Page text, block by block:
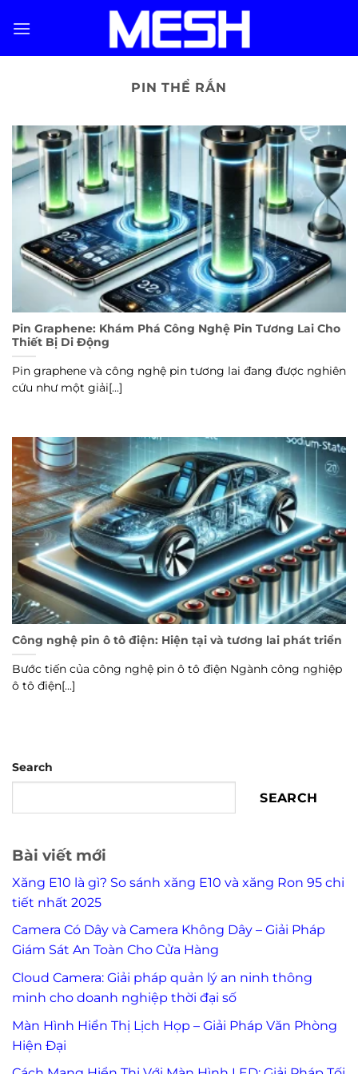
PIN THỂ RẮN
Pin Graphene: Khám Phá Công Nghệ Pin Tương Lai Cho
Thiết Bị Di Động
Pin graphene và công nghệ pin tương lai đang được nghiên
cứu như một giải[...]
Công nghệ pin ô tô điện: Hiện tại và tương lai phát triển
Bước tiến của công nghệ pin ô tô điện Ngành công nghiệp
ô tô điện[...]
Search
SEARCH
Bài viết mới
Xăng E10 là gì? So sánh xăng E10 và xăng Ron 95 chi
tiết nhất 2025
Camera Có Dây và Camera Không Dây – Giải Pháp
Giám Sát An Toàn Cho Cửa Hàng
Cloud Camera: Giải pháp quản lý an ninh thông
minh cho doanh nghiệp thời đại số
Màn Hình Hiển Thị Lịch Họp – Giải Pháp Văn Phòng
Hiện Đại